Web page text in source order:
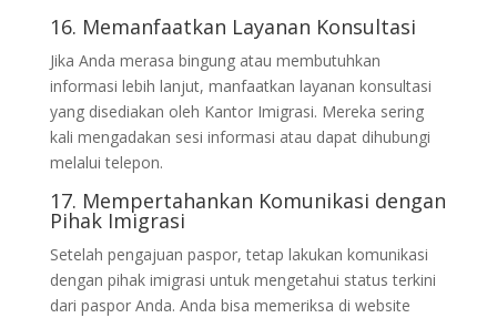
16. Memanfaatkan Layanan Konsultasi
Jika Anda merasa bingung atau membutuhkan
informasi lebih lanjut, manfaatkan layanan konsultasi
yang disediakan oleh Kantor Imigrasi. Mereka sering
kali mengadakan sesi informasi atau dapat dihubungi
melalui telepon.
17. Mempertahankan Komunikasi dengan
Pihak Imigrasi
Setelah pengajuan paspor, tetap lakukan komunikasi
dengan pihak imigrasi untuk mengetahui status terkini
dari paspor Anda. Anda bisa memeriksa di website